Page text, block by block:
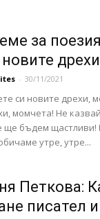
за
дрехи
- 30/11/2021
си новите дрехи,
момчета! Не
ще бъдем
утре, утре...
Петкова:
писател